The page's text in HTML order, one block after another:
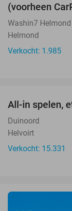
(voorheen
Washin7
Helmond
Verkocht: 1.985
All-in spelen,
Duinoord
Helvoirt
Verkocht: 15.331